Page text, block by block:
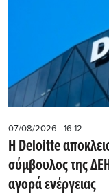
07/08/2026 - 16:12
Η Deloitte
σύμβουλος της
αγορά ενέργειας